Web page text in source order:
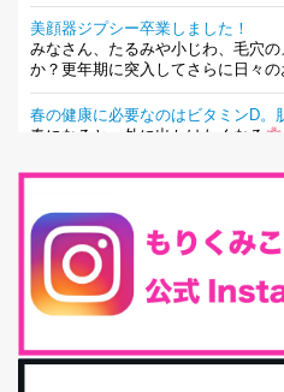
美顔器ジプシー卒業しました！
みなさん、たるみや小じわ、毛穴
か？更年期に突入してさらに日々の
春の健康に必要なのはビタミンD。
春になると、外に出かけたくなる
最近、グラノーラ迷子になってい
味しくて栄養たっぷりのグラノーラ
腸活は「食事」だけだと思ってい
腸内環境を整えることは、健康維持